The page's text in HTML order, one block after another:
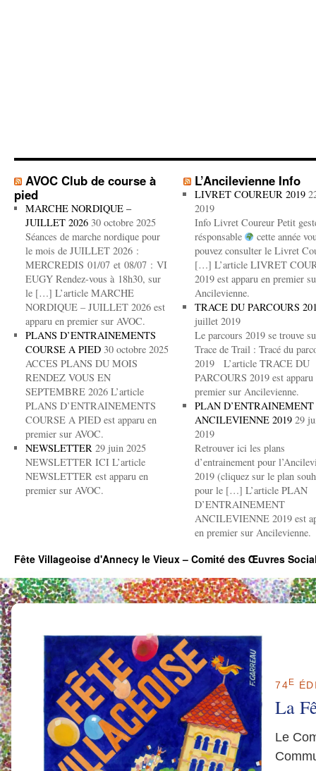
AVOC Club de course à
pied
MARCHE NORDIQUE –
JUILLET 2026 30 octobre 2025
Séances de marche nordique pour
le mois de JUILLET 2026 :
MERCREDIS 01/07 et 08/07 : VI
EUGY Rendez-vous à 18h30, sur
le […] L’article MARCHE
NORDIQUE – JUILLET 2026 est
apparu en premier sur AVOC.
PLANS D’ENTRAINEMENTS
COURSE A PIED 30 octobre 2025
ACCES PLANS DU MOIS
RENDEZ VOUS EN
SEPTEMBRE 2026 L’article
PLANS D’ENTRAINEMENTS
COURSE A PIED est apparu en
premier sur AVOC.
NEWSLETTER 29 juin 2025
NEWSLETTER ICI L’article
NEWSLETTER est apparu en
premier sur AVOC.
L’Ancilevienne Info
LIVRET COUREUR 2019
2019
Info Livret Coureur Petit
résponsable
cette année
pouvez consulter le Livret
[…] L’article LIVRET
2019 est apparu en premier
Ancilevienne.
TRACE DU PARCOURS
juillet 2019
Le parcours 2019 se trouve
Trace de Trail : Tracé du
2019 L’article TRACE DU
PARCOURS 2019 est apparu
premier sur Ancilevienne.
PLAN D’ENTRAINEMENT
ANCILEVIENNE 2019 29
2019
Retrouver ici les plans
d’entrainement pour
2019 (cliquez sur le plan
pour le […] L’article PLAN
D’ENTRAINEMENT
ANCILEVIENNE 2019 est
en premier sur Ancilevienne.
Fête Villageoise d'Annecy le Vieux – Comité des Œuvres
74E
La
Le